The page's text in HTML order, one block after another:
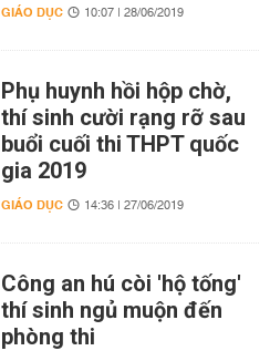
GIÁO DỤC 10:07 | 28/06/2019
Phụ huynh hồi hộp chờ,
thí sinh cười rạng rỡ sau
buổi cuối thi THPT quốc
gia 2019
GIÁO DỤC 14:36 | 27/06/2019
Công an hú còi 'hộ tống'
thí sinh ngủ muộn đến
phòng thi